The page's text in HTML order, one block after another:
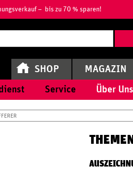
– bis zu 70 % sparen!
SHOP MAGAZIN
Service Über Uns
THEMEN